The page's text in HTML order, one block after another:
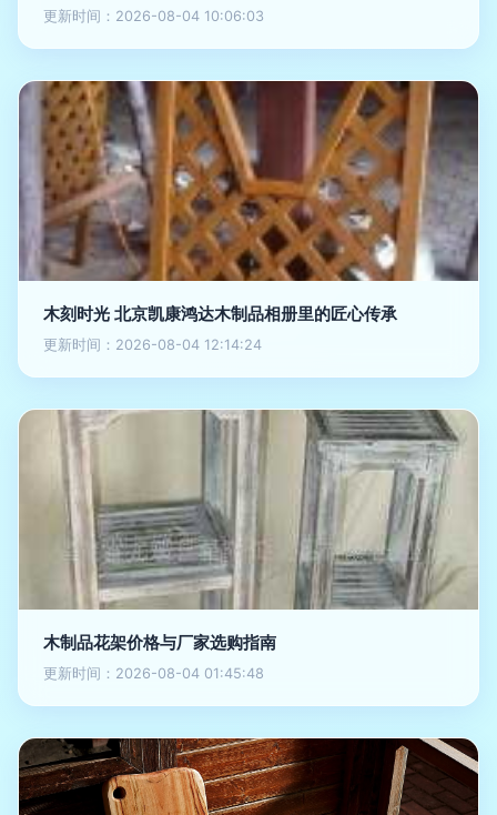
更新时间：2026-08-04 10:06:03
木刻时光 北京凯康鸿达木制品相册里的匠心传承
更新时间：2026-08-04 12:14:24
木制品花架价格与厂家选购指南
更新时间：2026-08-04 01:45:48